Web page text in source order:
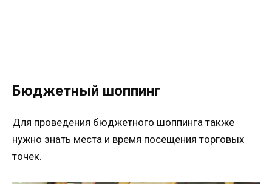
Бюджетный шоппинг
Для проведения бюджетного шоппинга также
нужно знать места и время посещения торговых
точек.